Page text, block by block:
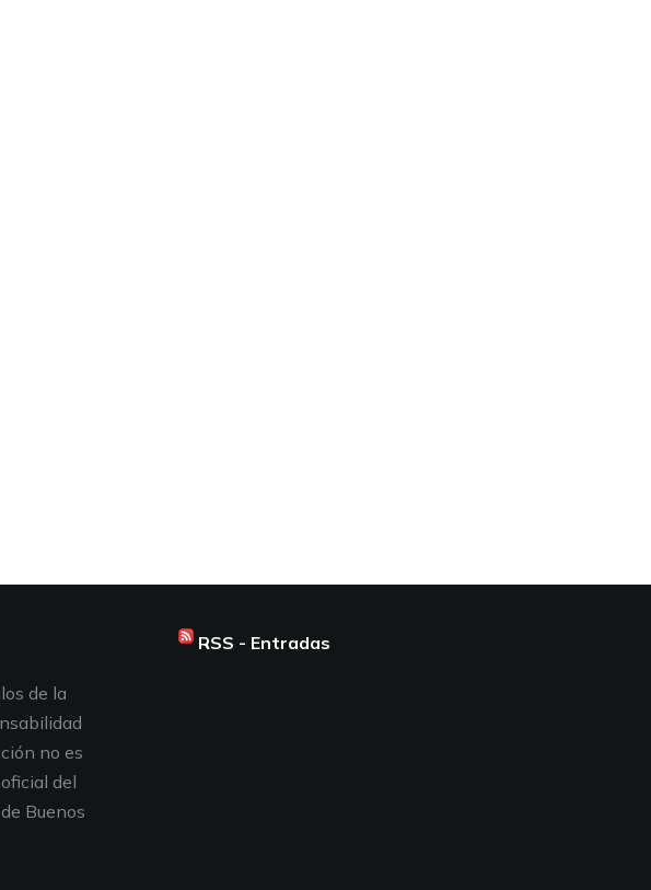
de la
no es
del
Buenos
RSS - Entradas